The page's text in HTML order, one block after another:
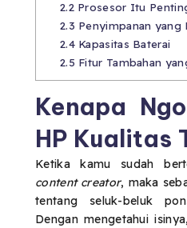
2.2Prosesor Itu
2.3 Penyimpanan yang
2.4Kapasitas Baterai
2.5 Fitur Tambahan
Kenapa
HP Kualitas
Ketika kamu sudah
content creator, maka
tentang seluk-beluk
Dengan mengetahui